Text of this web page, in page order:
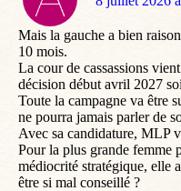
Mais la gauche a bien
10 mois.
La cour de cassassions
décision début avril 2027
Toute la campagne va être
ne pourra jamais parler de
Avec sa candidature, MLP
Pour la plus grande femme
médiocrité stratégique, elle
être si mal conseillé ?